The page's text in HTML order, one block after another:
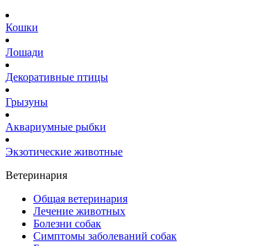
Кошки
Лошади
Декоративные птицы
Грызуны
Аквариумные рыбки
Экзотические животные
Ветеринария
Общая ветеринария
Лечение животных
Болезни собак
Симптомы заболеваний собак